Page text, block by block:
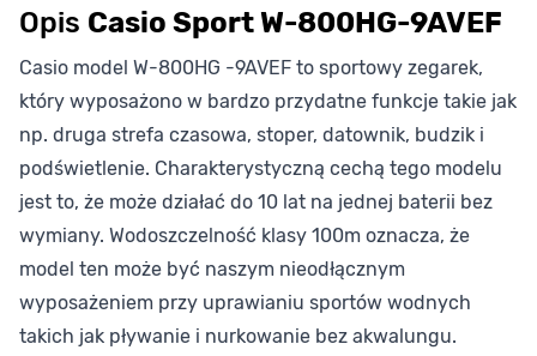
Opis Casio Sport W-800HG-9AVEF
Casio model W-800HG -9AVEF to sportowy zegarek,
który wyposażono w bardzo przydatne funkcje takie jak
np. druga strefa czasowa, stoper, datownik, budzik i
podświetlenie. Charakterystyczną cechą tego modelu
jest to, że może działać do 10 lat na jednej baterii bez
wymiany. Wodoszczelność klasy 100m oznacza, że
model ten może być naszym nieodłącznym
wyposażeniem przy uprawianiu sportów wodnych
takich jak pływanie i nurkowanie bez akwalungu.